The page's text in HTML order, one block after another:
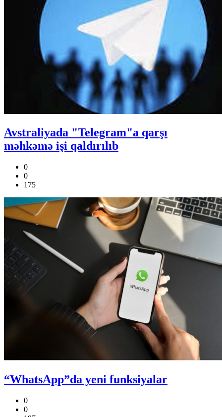
Avstraliyada "Telegram"a qarşı
məhkəmə işi qaldırılıb
0
0
175
“WhatsApp”da yeni funksiyalar
0
0